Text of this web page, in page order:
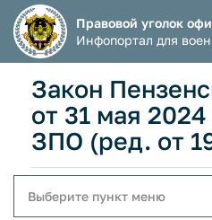
Правовой уголок
Инфопортал для
Закон
от 31 мая 2024
ЗПО (ред. от
Выберите пункт меню